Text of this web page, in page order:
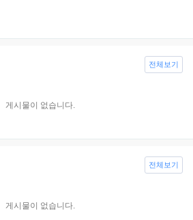
게시물이 없습니다.
전체보기
게시물이 없습니다.
전체보기